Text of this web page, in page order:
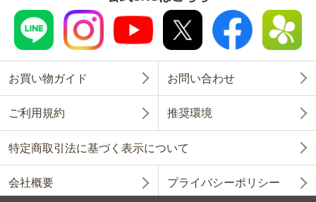
お買い物ガイド お問い合わせ
ご利用規約 推奨環境
特定商取引法に基づく表示について
会社概要 プライバシーポリシー